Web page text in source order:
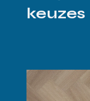
keuzes